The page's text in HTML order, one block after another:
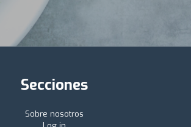
Secciones
Sobre nosotros